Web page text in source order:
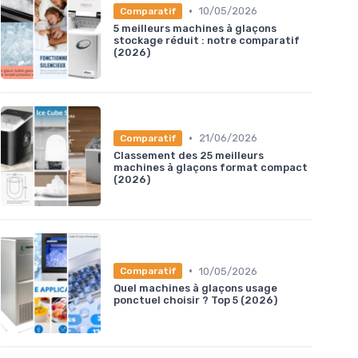
Comparatif • 10/05/2026
5 meilleurs machines à glaçons
stockage réduit : notre comparatif
(2026)
Comparatif •
21/06/2026
Classement des 25 meilleurs
machines à glaçons format compact
(2026)
Comparatif • 10/05/2026
Quel machines à glaçons usage
ponctuel choisir ? Top 5 (2026)